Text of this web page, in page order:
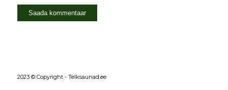
2023 © Copyright - Telksaunad.ee